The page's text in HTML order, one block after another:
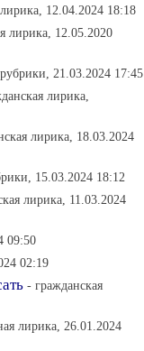
12.04.2024 18:18
лирика, 12.05.2020
21.03.2024 17:45
лирика,
лирика, 18.03.2024
15.03.2024 18:12
лирика, 11.03.2024
09:50
02:19
- гражданская
лирика, 26.01.2024